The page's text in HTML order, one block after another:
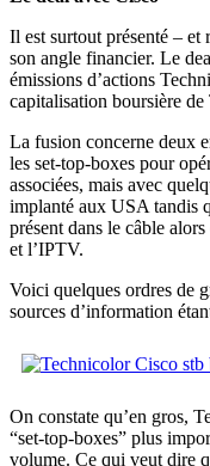
Il est surtout présenté – et
son angle financier. Le
émissions d’actions
capitalisation boursière de
La fusion concerne deux
les set-top-boxes pour
associées, mais avec
implanté aux USA tandis
présent dans le câble
et l’IPTV.
Voici quelques ordres de
sources d’information
On constate qu’en gros,
“set-top-boxes” plus
volume. Ce qui veut dire